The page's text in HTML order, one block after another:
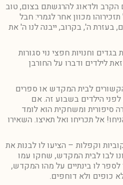
הקרב ולדאוג להרגשתם בצום, טוב
מכוון אחר לגמרי: חבל
ה', בקרוב, ייבנה לנו ה' את
וחנויות חפצי נוי סגורות
לילדים ודברו על החורבן
לבית המקדש או ספרים
לפני הילדים בשבוע זה. אם
סיפורית ומשחקית הוא לומד
אל תכריחו ואל תאיצו. השאירו
קוביות וקפלות – הציעו לו לבנות את
לבו לבית המקדש, שחקו עמו
לו בינתיים על מהו המקדש,
כופים ולא דוחפים.